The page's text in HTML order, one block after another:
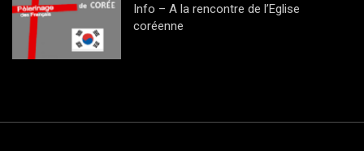
Info – A la rencontre de l’Eglise
coréenne